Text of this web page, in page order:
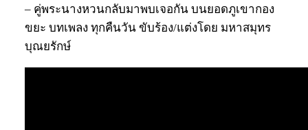
– คู่พระนางหวนกลับมาพบเจอกัน บนยอดภูเขากอง
ขยะ บทเพลง ทุกคืนวัน ขับร้อง/แต่งโดย มหาสมุทร
บุณยรักษ์